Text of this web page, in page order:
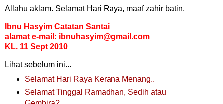
Allahu aklam. Selamat Hari Raya, maaf zahir batin.
bnu Hasyim Catatan Santai
alamat e-mail: ibnuhasyim@gmail.com
KL. 11 Sept 2010
Lihat sebelum ini...
Selamat Hari Raya Kerana Menang..
Selamat Tinggal Ramadhan, Sedih atau